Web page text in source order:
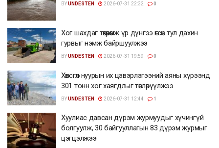
BYUNDESTEN 2026-07-31 22:32 0
Хог шахдаг төхөөрөмж үр дүнгээ өгсөн тул дахин
гурвыг нэмж байршуулжээ
BYUNDESTEN 2026-07-31 19:59 0
Хөвсгөл нуурын их цэвэрлэгээний аяны хүрээнд
301 тонн хог хаягдлыг төвлөрүүлжээ
BYUNDESTEN 2026-07-31 12:44 1
Хуулиас давсан дүрэм журмуудыг хүчингүй
болгуулж, 30 байгууллагын 83 дүрэм журмыг
цэгцэлжээ